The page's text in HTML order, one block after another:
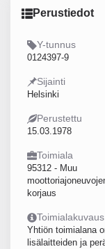
Perustiedot
Y-tunnus
0124397-9
Sijainti
Helsinki
Perustettu
15.03.1978
Toimiala
95312 - Muu
korjaus
Toimialakuvaus
Yhtiön toimialana
lisälaitteiden ja